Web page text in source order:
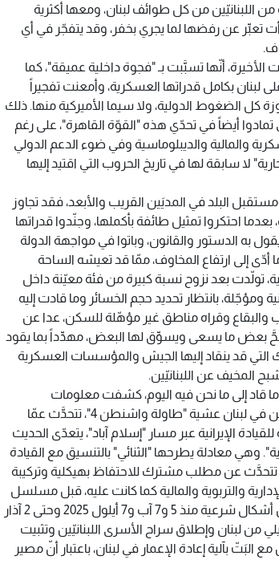
اللبنانيّين من كل طوائف لبنان، ومعها أكثرية
تعبِّر عن رفضها لما يجري بخفر، وقد يتفجّر في أي
أنّها تسبَّبت بـ "فجوة داخلية عميقة"، كما
لبنان بكامل قدراتها العسكرية، وأمعنت تفجيراً
كل الضغوط الدولية، ولا سيما الأميركية منها. ذلك
تمادوا أيضاً في تحدّي هذه "القوّة القاهرة"، على رغم
والمالية والديبلوماسية وفي ضوء الدعم الدولي
لا سابقة لها في تاريخ الحروب التي اقتيد إليها
البلد في المديَين القريب والأبعد، فقد تجاوز
احتكروا تمثيل طائفة بأكملها، وجنّدوا قدراتها
به الدستور والقانون، وباتوا في مواجهة الدولة
إلى ارتفاع المخاوف، ممّا قد تعيشه الساحة
تولّدت بعد نزوح نسبة كبيرة من فئة معيّنة داخل
بانتظار تحديد حجم الخسائر وما قادت إليه
والبقاع وقراه مناطق غير مؤهّلة للسكن، عدا عن
صحَّ بعض ما يسعى ويسوِّق لها البعض، مهدِّداً بما يقود
التي قد ينقاد إليها الجيش والمؤسسات العسكرية
المخيف عن اللبنانيّين.
قاد إلى ما نحن فيه اليوم، كشفت معلومات
ديبلوماسية واستخبارية وصلت إلى المسؤولين في لبنان عشية "طاولة واشنطن 4"، تتحدَّث عمّا
الإيرانية عبر مسار "إسلام آباد"، يتعدّى الحديث
وهي معادلة يطرحها "الثنائي" بالتنسيق مع القيادة
تتحدَّث عن مطلب مشترك للاحتفاظ بهيكلية وتركيبة
والتربوية والمالية كما كانت عليه، قبل مسلسل
القرارات الحكومية الأخيرة التي نزعت عنها كل أشكال شرعية منذ 5 و7 آب و7 أيلول 2025 وحتى 2 آذار
من لبنان وإطلاق سراح الأسرى اللبنانيّين وتثبيت
البَتّ بآلية إعادة الإعمار في لبنان، باعتبار أنّ مصير